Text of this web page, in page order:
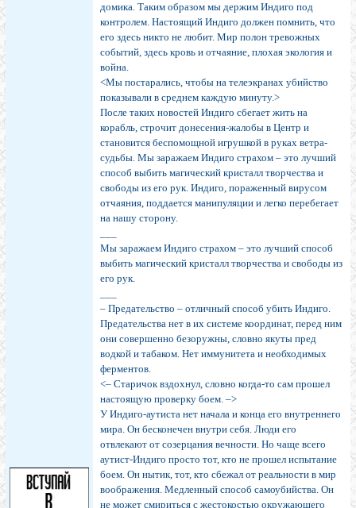
домика. Таким образом мы держим Индиго под
контролем. Настоящий Индиго должен помнить, что
его здесь никто не любит. Мир полон тревожных
событий, здесь кровь и отчаяние, плохая экология и
война.
<Мы постарались, чтобы на телеэкранах убийство
показывали в среднем каждую минуту.>
После таких новостей Индиго сбегает жить на
корабль, строчит донесения-жалобы в Центр и
становится беспомощной игрушкой в руках ветра-
судьбы. Мы заражаем Индиго страхом – это лучший
способ выбить магический кристалл творчества и
свободы из его рук. Индиго, пораженный вирусом
отчаяния, поддается манипуляции и легко перебегает
на нашу сторону.
Мы заражаем Индиго страхом – это лучший способ
выбить магический кристалл творчества и свободы из
его рук.
– Предательство – отличный способ убить Индиго.
Предательства нет в их системе координат, перед ним
они совершенно безоружны, словно якуты пред
водкой и табаком. Нет иммунитета и необходимых
ферментов.
<– Старичок вздохнул, словно когда-то сам прошел
настоящую проверку боем. –>
У Индиго-аутиста нет начала и конца его внутреннего
мира. Он бесконечен внутри себя. Люди его
отвлекают от созерцания вечности. Но чаще всего
аутист-Индиго просто тот, кто не прошел испытание
боем. Он нытик, тот, кто сбежал от реальности в мир
воображения. Медленный способ самоубийства. Он
не может смириться с жестокостью окружающего